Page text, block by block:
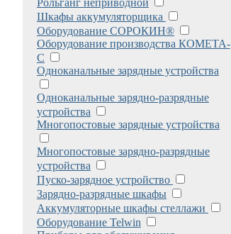
Рольганг неприводной
Шкафы аккумуляторщика
Оборудование СОРОКИН®
Оборудование производства КОМЕТА-
С
Одноканальные зарядные устройства
Одноканальные зарядно-разрядные
устройства
Многопостовые зарядные устройства
Многопостовые зарядно-разрядные
устройства
Пуско-зарядное устройство
Зарядно-разрядные шкафы
Аккумуляторные шкафы стеллажи
Оборудование Telwin